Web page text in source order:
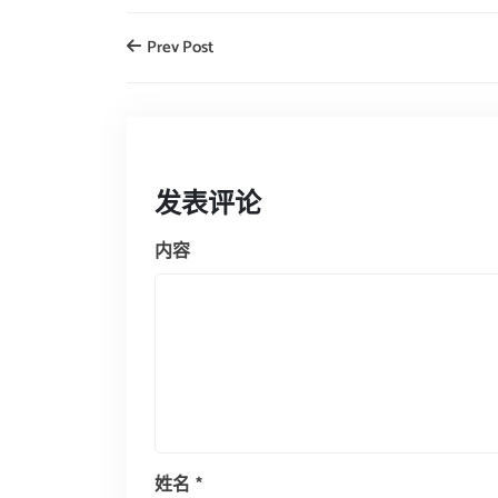
Prev Post
发表评论
内容
姓名 *